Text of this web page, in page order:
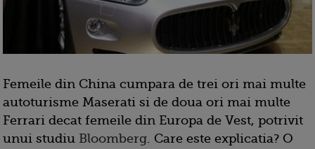
Femeile din China cumpara de trei ori mai multe
autoturisme Maserati si de doua ori mai multe
Ferrari decat femeile din Europa de Vest, potrivit
unui studiu Bloomberg. Care este explicatia? O